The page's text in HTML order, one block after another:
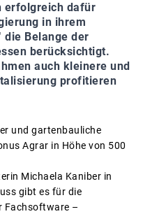
erfolgreich dafür
in ihrem
die Belange der
berücksichtigt.
auch kleinere und
profitieren
und gartenbauliche
Agrar in Höhe von 500
Michaela Kaniber in
gibt es für die
Fachsoftware –